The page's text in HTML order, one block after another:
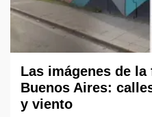
Las imágenes de
Buenos Aires:
y viento